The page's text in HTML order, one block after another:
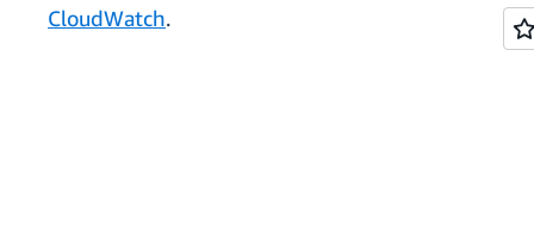
CloudWatch.